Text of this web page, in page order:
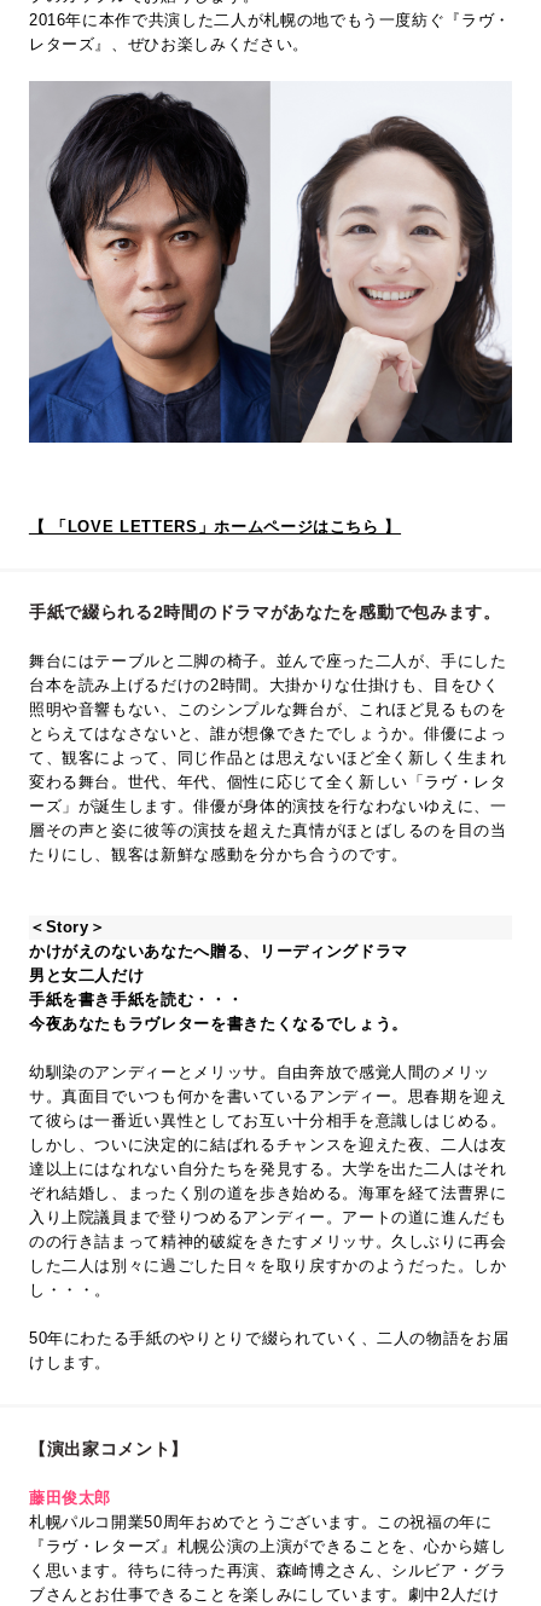
2016年に本作で共演した二人が札幌の地でもう一度紡ぐ『ラヴ・
レターズ』、ぜひお楽しみください。
【 「LOVE LETTERS」ホームページはこちら 】
手紙で綴られる2時間のドラマがあなたを感動で包みます。
舞台にはテーブルと二脚の椅子。並んで座った二人が、手にした
台本を読み上げるだけの2時間。大掛かりな仕掛けも、目をひく
照明や音響もない、このシンプルな舞台が、これほど見るものを
とらえてはなさないと、誰が想像できたでしょうか。俳優によっ
て、観客によって、同じ作品とは思えないほど全く新しく生まれ
変わる舞台。世代、年代、個性に応じて全く新しい「ラヴ・レタ
ーズ」が誕生します。俳優が身体的演技を行なわないゆえに、一
層その声と姿に彼等の演技を超えた真情がほとばしるのを目の当
たりにし、観客は新鮮な感動を分かち合うのです。
＜Story＞
かけがえのないあなたへ贈る、リーディングドラマ
男と女二人だけ
手紙を書き手紙を読む・・・
今夜あなたもラヴレターを書きたくなるでしょう。
幼馴染のアンディーとメリッサ。自由奔放で感覚人間のメリッ
サ。真面目でいつも何かを書いているアンディー。思春期を迎え
て彼らは一番近い異性としてお互い十分相手を意識しはじめる。
しかし、ついに決定的に結ばれるチャンスを迎えた夜、二人は友
達以上にはなれない自分たちを発見する。大学を出た二人はそれ
ぞれ結婚し、まったく別の道を歩き始める。海軍を経て法曹界に
入り上院議員まで登りつめるアンディー。アートの道に進んだも
のの行き詰まって精神的破綻をきたすメリッサ。久しぶりに再会
した二人は別々に過ごした日々を取り戻すかのようだった。しか
し・・・。
50年にわたる手紙のやりとりで綴られていく、二人の物語をお届
けします。
【演出家コメント】
藤田俊太郎
札幌パルコ開業50周年おめでとうございます。この祝福の年に
『ラヴ・レターズ』札幌公演の上演ができることを、心から嬉し
く思います。待ちに待った再演、森崎博之さん、シルビア・グラ
ブさんとお仕事できることを楽しみにしています。劇中2人だけ